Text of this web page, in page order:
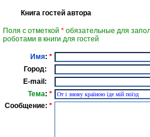
Книга гостей автора
Поля с отметкой * обязательные для
роботами в книги для гостей
Имя: *
Город:
E-mail:
Тема: *
Сообщение: *